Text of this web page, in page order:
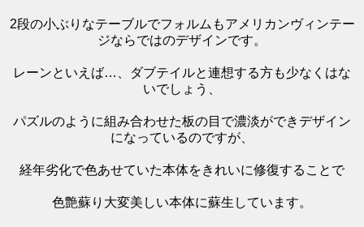
2段の小ぶりなテーブルでフォルムもアメリカンヴィンテー
ジならではのデザインです。
レーンといえば…、ダブテイルと連想する方も少なくはな
いでしょう、
パズルのように組み合わせた板の目で濃淡ができデザイン
になっているのですが、
経年劣化で色あせていた本体をきれいに修復することで
色艶蘇り大変美しい本体に蘇生しています。